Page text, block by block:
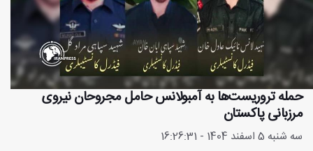
حمله تروریست‌ها به آمبولانس حامل مجروحان نیروی
مرزبانی پاکستان
سه شنبه 5 اسفند 1404 - 16:26:31